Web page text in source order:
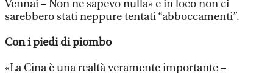
Vennai – Non ne sapevo nulla» e in loco non ci
sarebbero stati neppure tentati “abboccamenti”.
Con i piedi di piombo
«La Cina è una realtà veramente importante –